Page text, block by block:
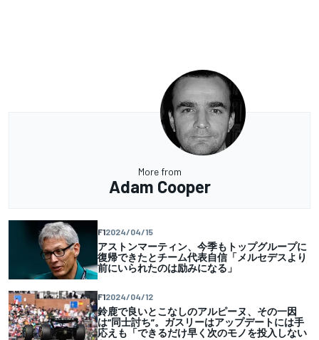
More from
Adam Cooper
F12024/04/15
アストンマーティン、今季もトップグループに
復帰できたとチーム代表自信「メルセデスより
前にいられたのは励みになる」
F12024/04/12
鈴鹿で良いとこなしのアルピーヌ、その一因
は“同士討ち”。ガスリーはアップデートには手
応えも「できるだけ早く次のモノを投入しない